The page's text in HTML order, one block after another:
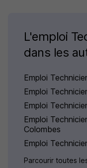
L'emploi
dans les
Emploi
Emploi
Emploi
Emploi
Colombes
Emploi
Parcourir toutes